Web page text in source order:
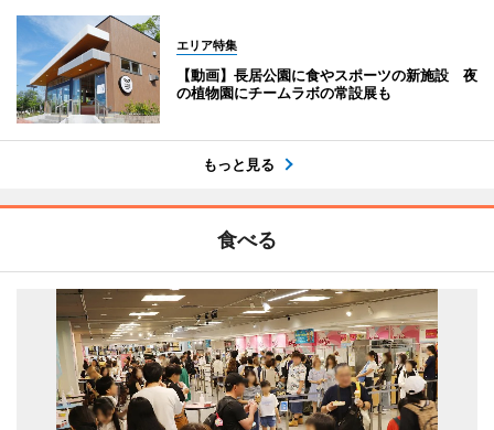
エリア特集
【動画】長居公園に食やスポーツの新施設 夜
の植物園にチームラボの常設展も
もっと見る
食べる